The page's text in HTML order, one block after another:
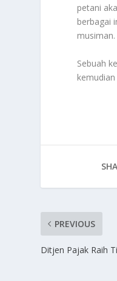
petani
berbagai
musiman.
Sebuah
PREVIOUS
Ditjen Pajak Raih